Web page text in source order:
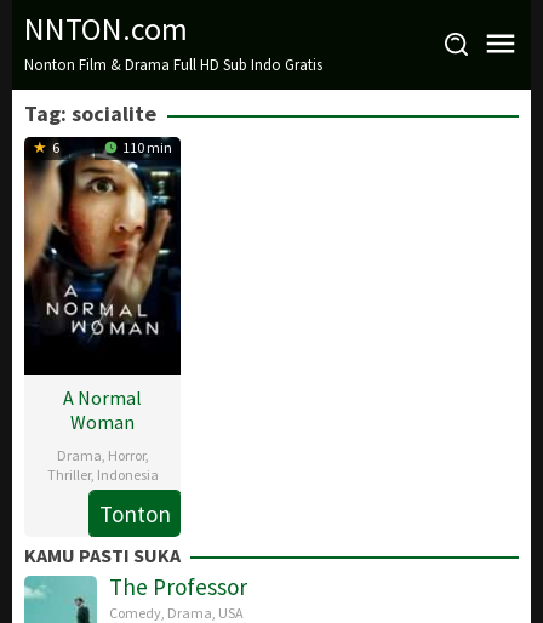
Loncat
konten
NNTON.com
Nonton Film & Drama Full HD Sub Indo Gratis
Tag: socialite
6 110 min
A Normal
Woman
Drama Horror,
Thriller, Indonesia
23
Jul
2025
Lucky
Kuswandi
Tonton
KAMU PASTI SUKA
The Professor
Comedy Drama USA